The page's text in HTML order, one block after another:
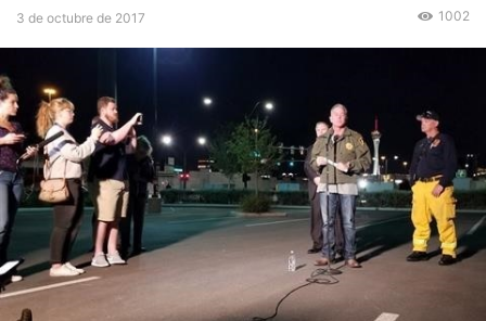
3 de octubre de 2017 1002